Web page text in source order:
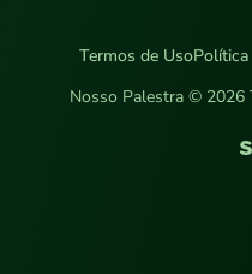
Supercopa do Brasil
Paulistão
Comercial
Fale Conosco
Nosso Palestra © 2026
Termos de UsoPolítica